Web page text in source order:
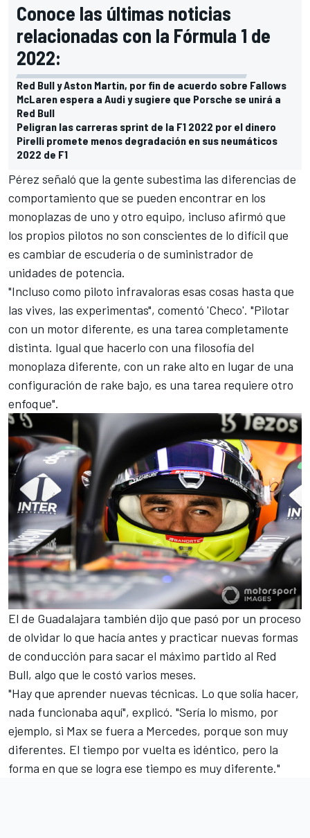
Conoce las últimas noticias
relacionadas con la Fórmula 1 de
2022:
Red Bull y Aston Martin, por fin de acuerdo sobre Fallows
McLaren espera a Audi y sugiere que Porsche se unirá a
Red Bull
Peligran las carreras sprint de la F1 2022 por el dinero
Pirelli promete menos degradación en sus neumáticos
2022 de F1
Pérez señaló que la gente subestima las diferencias de
comportamiento que se pueden encontrar en los
monoplazas de uno y otro equipo, incluso afirmó que
los propios pilotos no son conscientes de lo difícil que
es cambiar de escudería o de suministrador de
unidades de potencia.
"Incluso como piloto infravaloras esas cosas hasta que
las vives, las experimentas", comentó 'Checo'. "Pilotar
con un motor diferente, es una tarea completamente
distinta. Igual que hacerlo con una filosofía del
monoplaza diferente, con un rake alto en lugar de una
configuración de rake bajo, es una tarea requiere otro
enfoque".
El de Guadalajara también dijo que pasó por un proceso
de olvidar lo que hacía antes y practicar nuevas formas
de conducción para sacar el máximo partido al Red
Bull, algo que le costó varios meses.
"Hay que aprender nuevas técnicas. Lo que solía hacer,
nada funcionaba aquí", explicó. "Sería lo mismo, por
ejemplo, si Max se fuera a Mercedes, porque son muy
diferentes. El tiempo por vuelta es idéntico, pero la
forma en que se logra ese tiempo es muy diferente."